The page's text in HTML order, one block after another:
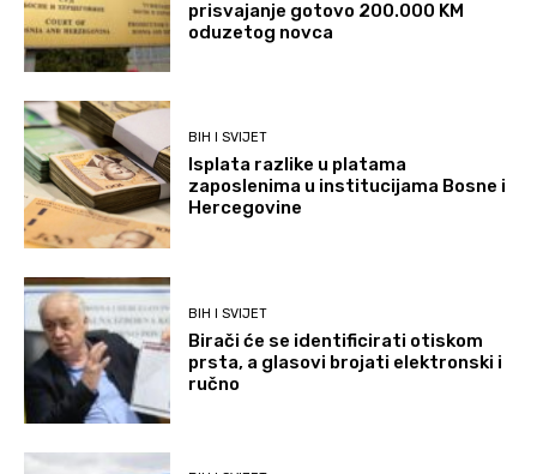
prisvajanje gotovo 200.000 KM
oduzetog novca
BIH I SVIJET
Isplata razlike u platama
zaposlenima u institucijama Bosne i
Hercegovine
BIH I SVIJET
Birači će se identificirati otiskom
prsta, a glasovi brojati elektronski i
ručno